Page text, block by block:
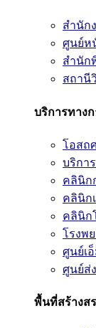
สำนัก
ศูนย์ห
สำนัก
สถานี
บริการทาง
โอสถ
บริกา
คลินิก
คลินิก
คลินิก
โรงพ
ศูนย์เ
ศูนย์ส่
พื้นที่สร้างส